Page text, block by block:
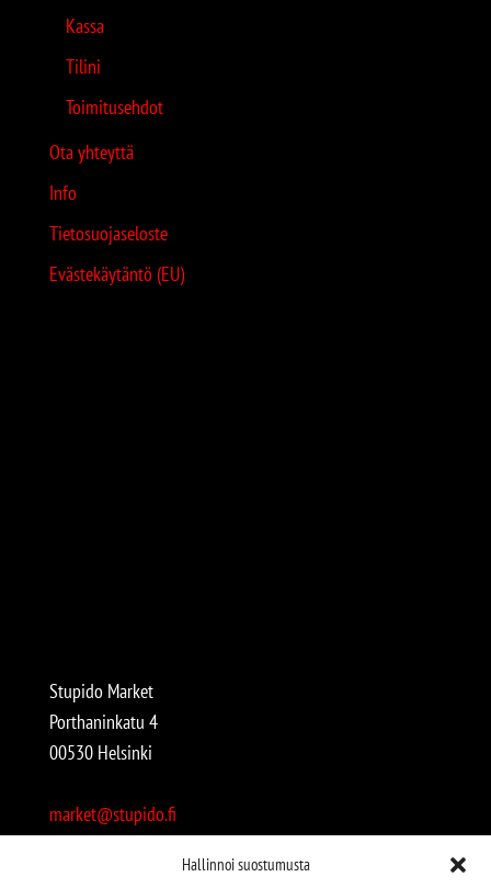
Hallinnoi suostumusta
Kassa
Tilini
Toimitusehdot
Ota yhteyttä
Info
Tietosuojaseloste
Evästekäytäntö (EU)
Stupido Market
Porthaninkatu 4
00530 Helsinki
market@stupido.fi